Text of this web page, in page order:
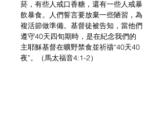
菸，有些人戒口香糖，還有一些人戒暴
飲暴食。人們誓言要放棄一些陋習，為
複活節做準備。基督徒被告知，當他們
遵守40天四旬期時，是在紀念我們的
主耶穌基督在曠野禁食並祈禱“40天40
夜”。（馬太福音4:1-2）